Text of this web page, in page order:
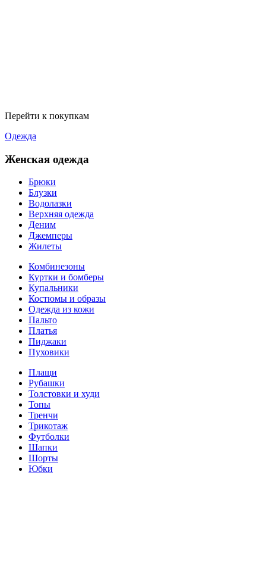
Перейти к покупкам
Одежда
Женская одежда
Брюки
Блузки
Водолазки
Верхняя одежда
Деним
Джемперы
Жилеты
Комбинезоны
Куртки и бомберы
Купальники
Костюмы и образы
Одежда из кожи
Пальто
Платья
Пиджаки
Пуховики
Плащи
Рубашки
Толстовки и худи
Топы
Тренчи
Трикотаж
Футболки
Шапки
Шорты
Юбки